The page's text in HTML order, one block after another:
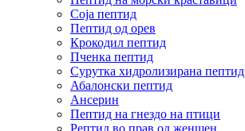
Соја пептид
Пептид од орев
Крокодил пептид
Пченка пептид
Сурутка хидролизирана пептид
Абалонски пептид
Ансерин
Пептид на гнездо на птици
Pептид во прав од женшен